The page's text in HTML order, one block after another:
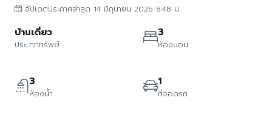
อัปเดตประกาศล่าสุด 14 มิถุนายน 2026 8:48 น.
บ้านเดี่ยว
ประเภททรัพย์
3
ห้องนอน
3
ห้องน้ำ
1
ที่จอดรถ